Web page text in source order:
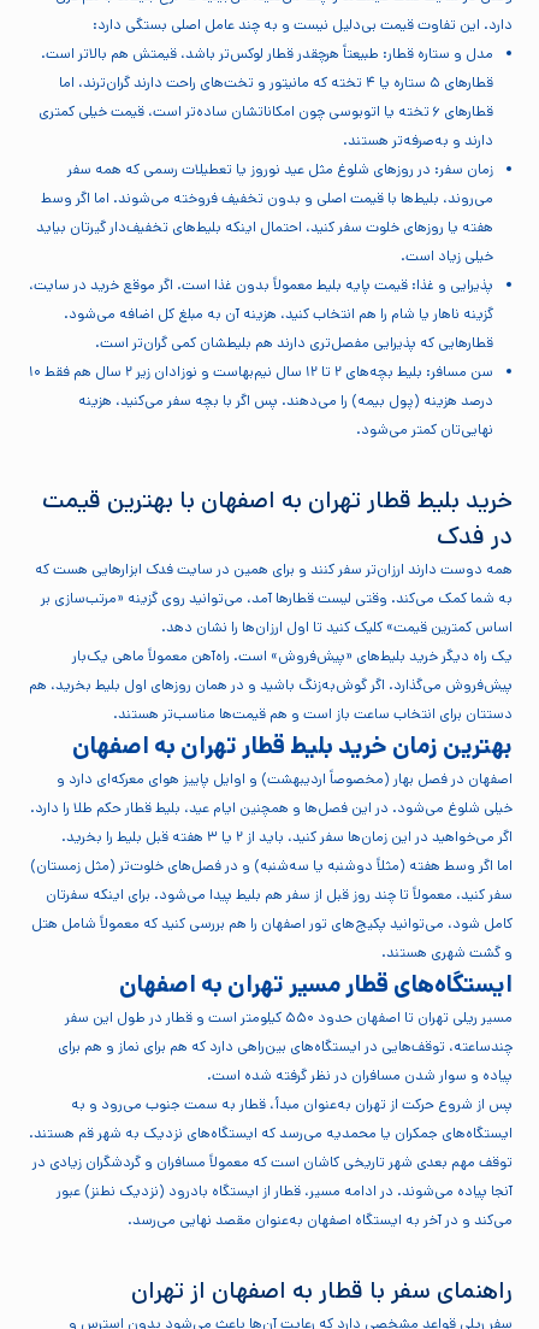
دارد. این تفاوت قیمت بی‌دلیل نیست و به چند عامل اصلی بستگی دارد:
مدل و ستاره قطار: طبیعتاً هرچقدر قطار لوکس‌تر باشد، قیمتش هم بالاتر است.
قطارهای ۵ ستاره یا ۴ تخته که مانیتور و تخت‌های راحت دارند گران‌ترند، اما
قطارهای ۶ تخته یا اتوبوسی چون امکاناتشان ساده‌تر است، قیمت خیلی کمتری
دارند و به‌صرفه‌تر هستند.
زمان سفر: در روزهای شلوغ مثل عید نوروز یا تعطیلات رسمی که همه سفر
می‌روند، بلیط‌ها با قیمت اصلی و بدون تخفیف فروخته می‌شوند. اما اگر وسط
هفته یا روزهای خلوت سفر کنید، احتمال اینکه بلیط‌های تخفیف‌دار گیرتان بیاید
خیلی زیاد است.
پذیرایی و غذا: قیمت پایه بلیط معمولاً بدون غذا است. اگر موقع خرید در سایت،
گزینه ناهار یا شام را هم انتخاب کنید، هزینه آن به مبلغ کل اضافه می‌شود.
قطارهایی که پذیرایی مفصل‌تری دارند هم بلیطشان کمی گران‌تر است.
سن مسافر: بلیط بچه‌های ۲ تا ۱۲ سال نیم‌بهاست و نوزادان زیر ۲ سال هم فقط ۱۰
درصد هزینه (پول بیمه) را می‌دهند. پس اگر با بچه سفر می‌کنید، هزینه
نهایی‌تان کمتر می‌شود.
خرید بلیط قطار تهران به اصفهان با بهترین قیمت
در فدک
همه دوست دارند ارزان‌تر سفر کنند و برای همین در سایت فدک ابزارهایی هست که
به شما کمک می‌کند. وقتی لیست قطارها آمد، می‌توانید روی گزینه «مرتب‌سازی بر
اساس کمترین قیمت» کلیک کنید تا اول ارزان‌ها را نشان دهد.
یک راه دیگر خرید بلیط‌های «پیش‌فروش» است. راه‌آهن معمولاً ماهی یک‌بار
پیش‌فروش می‌گذارد. اگر گوش‌به‌زنگ باشید و در همان روزهای اول بلیط بخرید، هم
دستتان برای انتخاب ساعت باز است و هم قیمت‌ها مناسب‌تر هستند.
بهترین زمان خرید بلیط قطار تهران به اصفهان
اصفهان در فصل بهار (مخصوصاً اردیبهشت) و اوایل پاییز هوای معرکه‌ای دارد و
خیلی شلوغ می‌شود. در این فصل‌ها و همچنین ایام عید، بلیط قطار حکم طلا را دارد.
اگر می‌خواهید در این زمان‌ها سفر کنید، باید از ۲ یا ۳ هفته قبل بلیط را بخرید.
اما اگر وسط هفته (مثلاً دوشنبه یا سه‌شنبه) و در فصل‌های خلوت‌تر (مثل زمستان)
سفر کنید، معمولاً تا چند روز قبل از سفر هم بلیط پیدا می‌شود. برای اینکه سفرتان
کامل شود، می‌توانید پکیج‌های تور اصفهان را هم بررسی کنید که معمولاً شامل هتل
و گشت شهری هستند.
ایستگاه‌های قطار مسیر تهران به اصفهان
مسیر ریلی تهران تا اصفهان حدود ۵۵۰ کیلومتر است و قطار در طول این سفر
چندساعته، توقف‌هایی در ایستگاه‌های بین‌راهی دارد که هم برای نماز و هم برای
پیاده و سوار شدن مسافران در نظر گرفته شده است.
پس از شروع حرکت از تهران به‌عنوان مبدأ، قطار به سمت جنوب می‌رود و به
ایستگاه‌های جمکران یا محمدیه می‌رسد که ایستگاه‌های نزدیک به شهر قم هستند.
توقف مهم بعدی شهر تاریخی کاشان است که معمولاً مسافران و گردشگران زیادی در
آنجا پیاده می‌شوند. در ادامه مسیر، قطار از ایستگاه بادرود (نزدیک نطنز) عبور
می‌کند و در آخر به ایستگاه اصفهان به‌عنوان مقصد نهایی می‌رسد.
راهنمای سفر با قطار به اصفهان از تهران
سفر ریلی قواعد مشخصی دارد که رعایت آن‌ها باعث می‌شود بدون استرس و